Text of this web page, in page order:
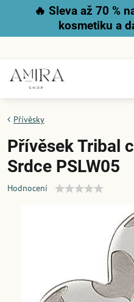
🔥 Sleva až 70 %
kosmetiku a
Přívěsky
Přívěsek Tribal
Srdce PSLW05
Hodnocení